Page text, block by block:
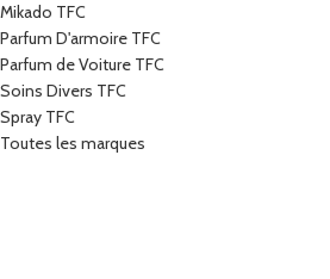
Mikado TFC
Parfum D'armoire TFC
Parfum de Voiture TFC
Soins Divers TFC
Spray TFC
Toutes les marques